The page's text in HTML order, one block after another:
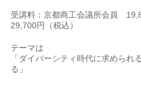
受講料：京都商工会議所会員
29,700円（税込）
テーマは
「ダイバーシティ時代に求められ
る」